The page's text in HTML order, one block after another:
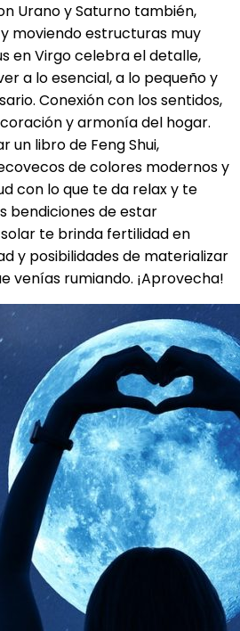
Urano y Saturno también,
moviendo estructuras muy
en Virgo celebra el detalle,
a lo esencial, a lo pequeño y
Conexión con los sentidos,
y armonía del hogar.
un libro de Feng Shui,
de colores modernos y
con lo que te da relax y te
bendiciones de estar
te brinda fertilidad en
y posibilidades de materializar
venías rumiando. ¡Aprovecha!